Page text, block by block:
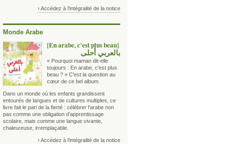
› Accédez à l'intégralité de la notice
Monde Arabe
[En arabe, c'est plus beau]
بالعربي أحلى
« Pourquoi maman dit-elle
toujours : En arabe, c'est plus
beau ? » C'est la question au
cœur de ce bel album.
Dans un monde où les enfants grandissent
entourés de langues et de cultures multiples, ce
livre fait le pari de la fierté : célébrer l'arabe non
pas comme une obligation d’apprentissage
scolaire, mais comme une langue vivante,
chaleureuse, irremplaçable.
› Accédez à l'intégralité de la notice